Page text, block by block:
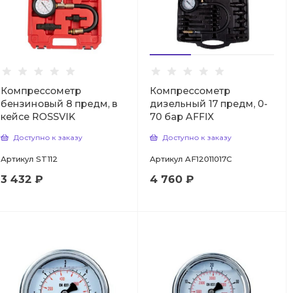
Компрессометр
бензиновый 8 предм, в
кейсе ROSSVIK
Доступно к заказу
Артикул ST112
3 432 ₽
Компрессометр
дизельный 17 предм, 0-
70 бар AFFIX
Доступно к заказу
Артикул AF12011017C
4 760 ₽